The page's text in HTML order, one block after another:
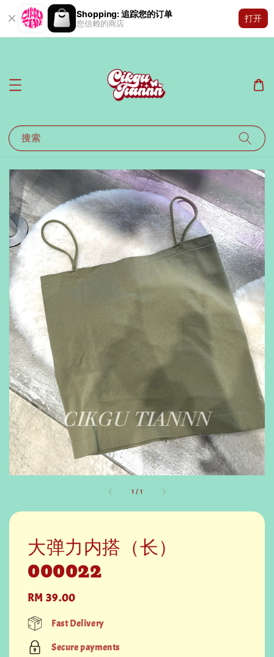
Shopping: 追踪您的订单
您信赖的商店
打开
搜索
1 / 1
大弹力内搭（长）
000022
Regular
price
RM 39.00
Fast Delivery
Secure payments